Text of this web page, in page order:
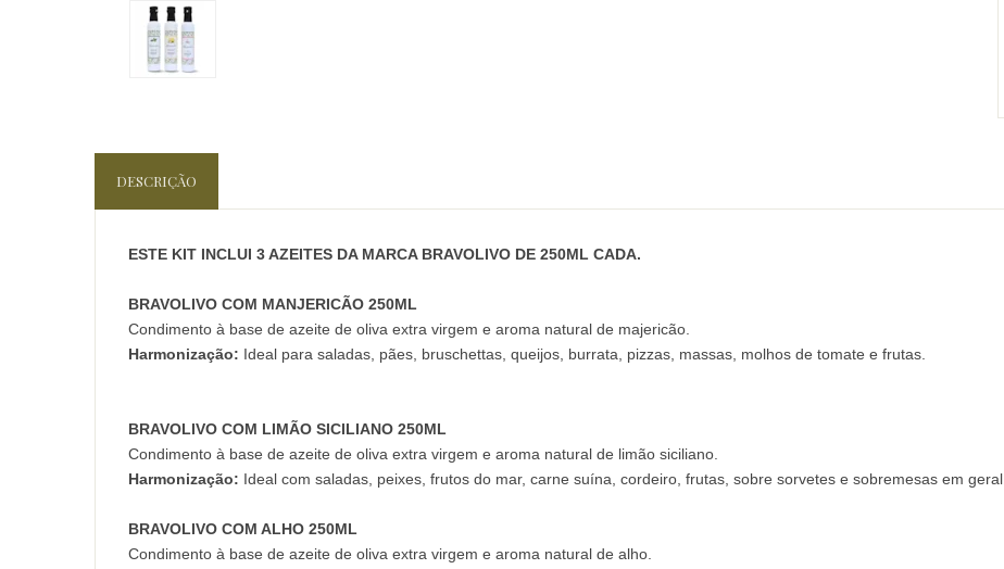
DESCRIÇÃO
ESTE KIT INCLUI 3 AZEITES DA MARCA BRAVOLIVO DE 250ML CADA.
BRAVOLIVO COM MANJERICÃO 250ML
Condimento à base de azeite de oliva extra virgem e aroma natural de majericão.
Harmonização: Ideal para saladas, pães, bruschettas, queijos, burrata, pizzas, massas, molhos de tomate e frutas.
BRAVOLIVO COM LIMÃO SICILIANO 250ML
Condimento à base de azeite de oliva extra virgem e aroma natural de limão siciliano.
Harmonização: Ideal com saladas, peixes, frutos do mar, carne suína, cordeiro, frutas, sobre sorvetes e sobremesas em geral.
BRAVOLIVO COM ALHO 250ML
Condimento à base de azeite de oliva extra virgem e aroma natural de alho.